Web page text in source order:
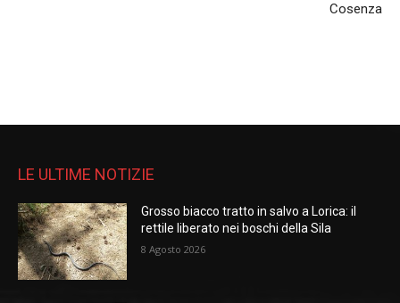
Cosenza
LE ULTIME NOTIZIE
Grosso biacco tratto in salvo a Lorica: il
rettile liberato nei boschi della Sila
8 Agosto 2026